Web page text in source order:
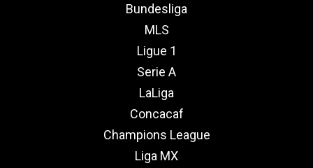
Bundesliga
MLS
Ligue 1
Serie A
LaLiga
Concacaf
Champions League
Liga MX